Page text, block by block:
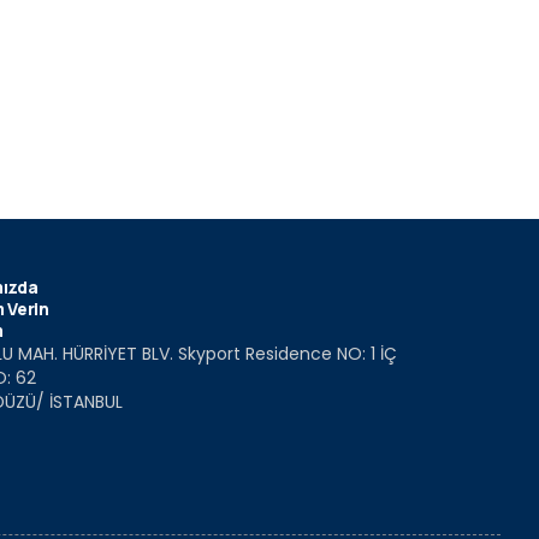
Verin
MAH. HÜRRİYET BLV. Skyport Residence NO: 1 İÇ
62
İSTANBUL